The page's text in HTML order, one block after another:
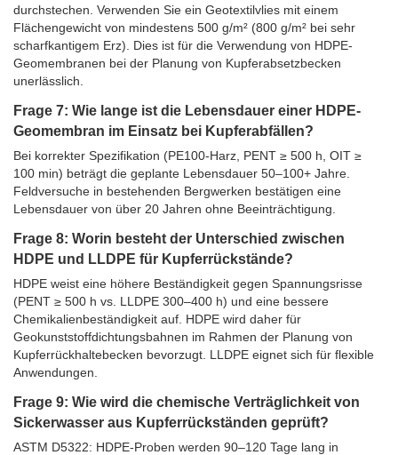
durchstechen. Verwenden Sie ein Geotextilvlies mit einem
Flächengewicht von mindestens 500 g/m² (800 g/m² bei sehr
scharfkantigem Erz). Dies ist für die Verwendung von HDPE-
Geomembranen bei der Planung von Kupferabsetzbecken
unerlässlich.
Frage 7: Wie lange ist die Lebensdauer einer HDPE-
Geomembran im Einsatz bei Kupferabfällen?
Bei korrekter Spezifikation (PE100-Harz, PENT ≥ 500 h, OIT ≥
100 min) beträgt die geplante Lebensdauer 50–100+ Jahre.
Feldversuche in bestehenden Bergwerken bestätigen eine
Lebensdauer von über 20 Jahren ohne Beeinträchtigung.
Frage 8: Worin besteht der Unterschied zwischen
HDPE und LLDPE für Kupferrückstände?
HDPE weist eine höhere Beständigkeit gegen Spannungsrisse
(PENT ≥ 500 h vs. LLDPE 300–400 h) und eine bessere
Chemikalienbeständigkeit auf. HDPE wird daher für
Geokunststoffdichtungsbahnen im Rahmen der Planung von
Kupferrückhaltebecken bevorzugt. LLDPE eignet sich für flexible
Anwendungen.
Frage 9: Wie wird die chemische Verträglichkeit von
Sickerwasser aus Kupferrückständen geprüft?
ASTM D5322: HDPE-Proben werden 90–120 Tage lang in